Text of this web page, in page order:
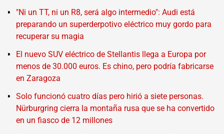
"Ni un TT, ni un R8, será algo intermedio": Audi está
preparando un superderpotivo eléctrico muy gordo para
recuperar su magia
El nuevo SUV eléctrico de Stellantis llega a Europa por
menos de 30.000 euros. Es chino, pero podría fabricarse
en Zaragoza
Solo funcionó cuatro días pero hirió a siete personas.
Nürburgring cierra la montaña rusa que se ha convertido
en un fiasco de 12 millones